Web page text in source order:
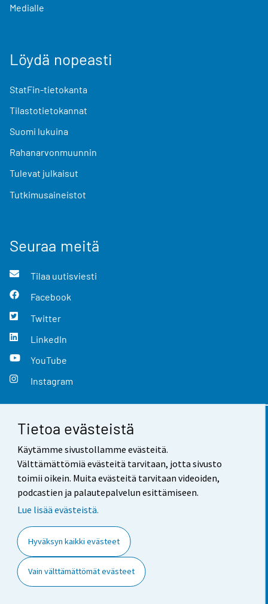
Tietoa evästeistä
Käytämme sivustollamme evästeitä.
Välttämättömiä evästeitä tarvitaan, jotta sivusto
toimii oikein. Muita evästeitä tarvitaan videoiden,
podcastien ja palautepalvelun esittämiseen.
Lue lisää evästeistä.
Hyväksyn kaikki evästeet
Vain välttämättömät evästeet
Medialle
Löydä nopeasti
StatFin-tietokanta
Tilastotietokannat
Suomi lukuina
Rahanarvonmuunnin
Tulevat julkaisut
Tutkimusaineistot
Seuraa meitä
Tilaa uutisviesti
Facebook
Twitter
LinkedIn
YouTube
Instagram
Yhteystiedot
Palaute
Käyttöehdot
Saavutettavuus
Tietoa sivustosta
Evästeasetukset